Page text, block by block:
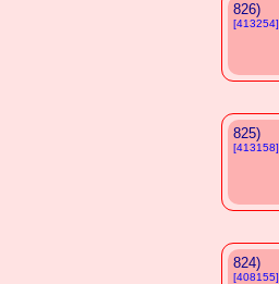
826)
[413254]
825)
[413158]
824)
[408155]